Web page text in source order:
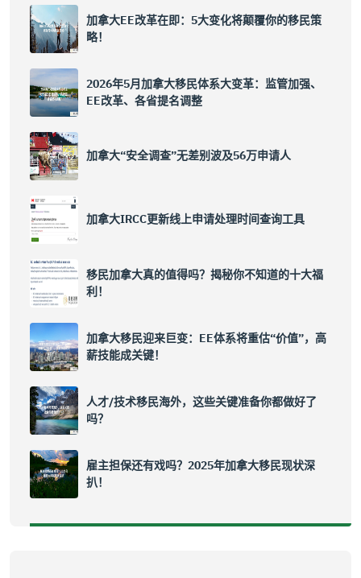
加拿大EE改革在即：5大变化将颠覆你的移民策
略！
2026年5月加拿大移民体系大变革：监管加强、
EE改革、各省提名调整
加拿大“安全调查”无差别波及56万申请人
加拿大IRCC更新线上申请处理时间查询工具
移民加拿大真的值得吗？揭秘你不知道的十大福
利！
加拿大移民迎来巨变：EE体系将重估“价值”，高
薪技能成关键！
人才/技术移民海外，这些关键准备你都做好了
吗？
雇主担保还有戏吗？2025年加拿大移民现状深
扒！